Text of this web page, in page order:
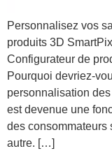
Personnalisez vos
produits 3D
Configurateur de
Pourquoi devriez-
personnalisation
est devenue une
des consommateurs
autre. […]